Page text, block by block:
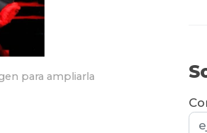
para ampliarla